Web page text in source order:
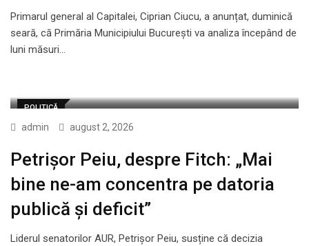
Primarul general al Capitalei, Ciprian Ciucu, a anunțat, duminică
seară, că Primăria Municipiului București va analiza începând de
luni măsuri…
POLITICĂ
admin august 2, 2026
Petrișor Peiu, despre Fitch: „Mai
bine ne-am concentra pe datoria
publică și deficit”
Liderul senatorilor AUR, Petrișor Peiu, susține că decizia